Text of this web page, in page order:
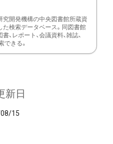
究開発機構の中央図書館所蔵資
た検索データベース。同図書館
、レポート、会議資料、雑誌、
できる。
新日
15